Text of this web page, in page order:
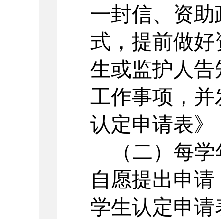
一封信、资
式，提前做
生或监护人
工作事项，
认定申请表》
（二）每
自愿提出申
学生认定申